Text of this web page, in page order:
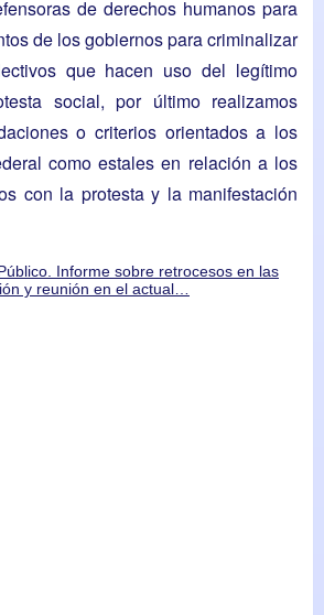
de derechos humanos para
de los gobiernos para criminalizar
que hacen uso del legítimo
social, por último realizamos
o criterios orientados a los
como estales en relación a los
con la protesta y la manifestación
Informe sobre retrocesos en las
y reunión en el actual…